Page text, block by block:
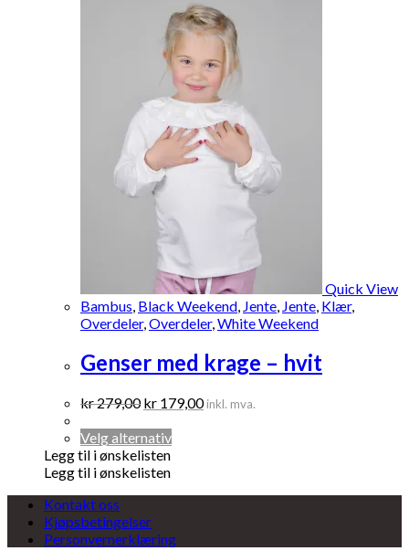
Quick View
Bambus Black Weekend Jente Jente Klær,
Overdeler, Overdeler, White Weekend
Genser med krage – hvit
kr279,00 Opprinnelig
var:
kr 279,00.
kr 179,00Nåværende
inkl. mva.
Velg alternativDette
kan
Legg til i ønskelisten
Legg til i ønskelisten
Kontakt oss
Kjøpsbetingelser
Personvernerklæring